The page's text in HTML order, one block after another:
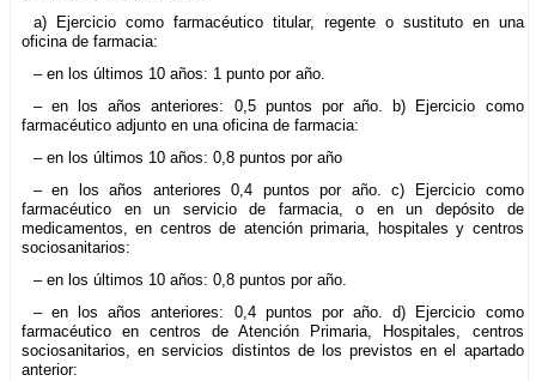
a) Ejercicio como farmacéutico titular, regente o sustituto en una
oficina de farmacia:
– en los últimos 10 años: 1 punto por año.
– en los años anteriores: 0,5 puntos por año. b) Ejercicio como
farmacéutico adjunto en una oficina de farmacia:
– en los últimos 10 años: 0,8 puntos por año
– en los años anteriores 0,4 puntos por año. c) Ejercicio como
farmacéutico en un servicio de farmacia, o en un depósito de
medicamentos, en centros de atención primaria, hospitales y centros
sociosanitarios:
– en los últimos 10 años: 0,8 puntos por año.
– en los años anteriores: 0,4 puntos por año. d) Ejercicio como
farmacéutico en centros de Atención Primaria, Hospitales, centros
sociosanitarios, en servicios distintos de los previstos en el apartado
anterior: